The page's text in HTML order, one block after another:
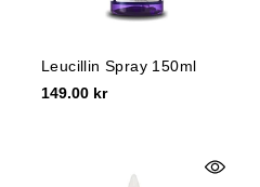
Leucillin Spray 150ml
149.00 kr